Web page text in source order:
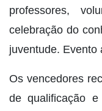
professores,
celebração do
juventude. Evento
Os vencedores
de qualificação e